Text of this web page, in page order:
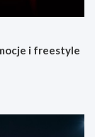
i freestyle